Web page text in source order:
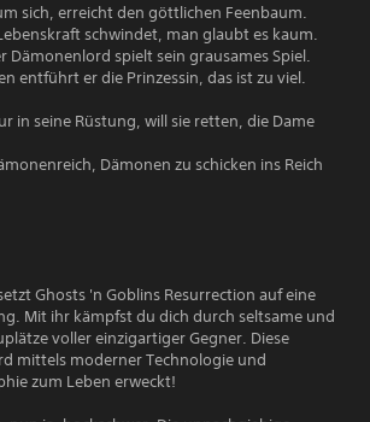
sich, erreicht den göttlichen Feenbaum.
schwindet, man glaubt es kaum.
Dämonenlord spielt sein grausames Spiel.
entführt er die Prinzessin, das ist zu viel.
in seine Rüstung, will sie retten, die Dame
Dämonen zu schicken ins Reich
Ghosts 'n Goblins Resurrection auf eine
Mit ihr kämpfst du dich durch seltsame und
voller einzigartiger Gegner. Diese
mittels moderner Technologie und
zum Leben erweckt!